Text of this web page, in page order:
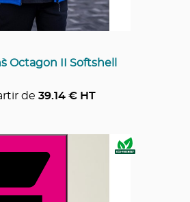
Octagon II Softshell
de 39.14€ HT